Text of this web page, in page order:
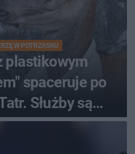
W POTRZASKU
plastikowym
spaceruje po
Służby są